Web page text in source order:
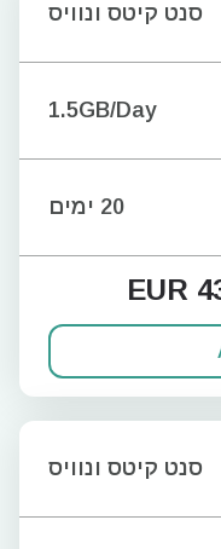
סנט קיטס ונוויס
1.5GB/Day
20 ימים
EUR
סנט קיטס ונוויס